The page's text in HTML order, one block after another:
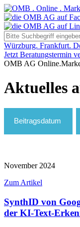
Würzburg. Frankfurt.
Jetzt Beratungstermin
OMB AG
Aktuelles
November 2024
Zum Artikel
SynthID von
der KI-Text-